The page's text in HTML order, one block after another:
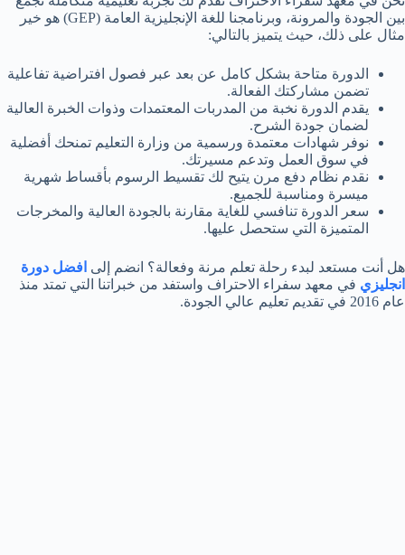
بين الجودة والمرونة، وبرنامجنا للغة الإنجليزية العامة (GEP) هو خير
مثال على ذلك، حيث يتميز بالتالي:
الدورة متاحة بشكل كامل عن بعد عبر فصول افتراضية تفاعلية
تضمن مشاركتك الفعالة.
يقدم الدورة نخبة من المدربات المعتمدات وذوات الخبرة العالية
لضمان جودة الشرح.
نوفر شهادات معتمدة ورسمية من وزارة التعليم تمنحك أفضلية
في سوق العمل وتدعم مسيرتك.
نقدم نظام دفع مرن يتيح لك تقسيط الرسوم بأقساط شهرية
ميسرة ومناسبة للجميع.
سعر الدورة تنافسي للغاية مقارنة بالجودة العالية والمخرجات
المتميزة التي ستحصل عليها.
هل أنت مستعد لبدء رحلة تعلم مرنة وفعالة؟ انضم إلى افضل دورة
انجليزي في معهد سفراء الاحتراف واستفد من خبراتنا التي تمتد منذ
عام 2016 في تقديم تعليم عالي الجودة.